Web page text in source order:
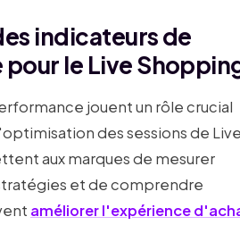
indicateurs de
le Live
jouent un rôle crucial
des sessions de
aux marques de mesurer
et de comprendre
améliorer l'expérience